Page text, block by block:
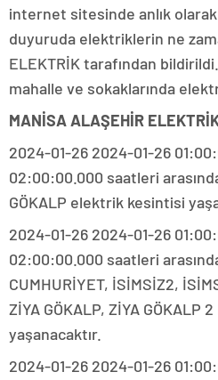
internet sitesinde anlık olarak
duyuruda elektriklerin ne
ELEKTRİK tarafından
mahalle ve sokaklarında
MANİSA ALAŞEHİR
2024-01-26 2024-01-26
02:00:00.000 saatleri
GÖKALP elektrik kesintisi
2024-01-26 2024-01-26
02:00:00.000 saatleri
CUMHURİYET, İSİMSİZ2,
ZİYA GÖKALP, ZİYA
yaşanacaktır.
2024-01-26 2024-01-26